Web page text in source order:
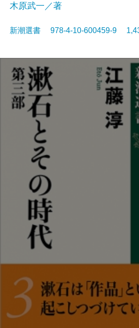
木原武一／著
新潮選書 978-4-10-600459-9